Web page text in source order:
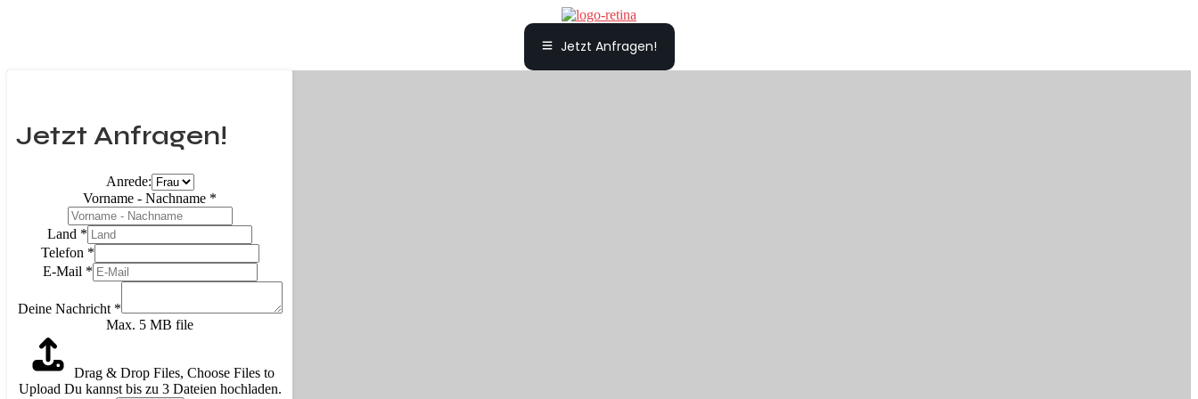
Jetzt Anfragen!
Jetzt Anfragen!
Anrede:
Vorname - Nachname *
Land *
Telefon *
E-Mail *
Deine Nachricht *
Max. 5 MB file
Drag & Drop Files, Choose Files to
Upload Du kannst bis zu 3 Dateien hochladen.